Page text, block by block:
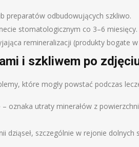
preparatów odbudowujących szkliwo.
stomatologicznym co 3–6 miesięcy.
remineralizacji (produkty bogate
i szkliwem po
które mogły powstać podczas
– oznaka utraty minerałów z
dziąseł, szczególnie w rejonie dolnych